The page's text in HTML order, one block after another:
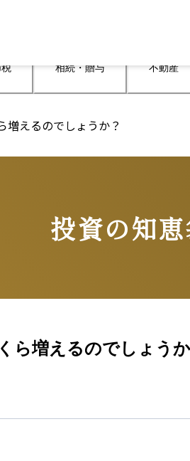
相続・贈与 不動産
増えるのでしょうか？
投資の知
ら増えるのでしょう